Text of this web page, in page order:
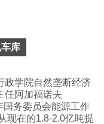
库
政学院自然垄断经济
任阿加福诺夫
国务委员会能源工作
现在的1.8-2.0亿吨提